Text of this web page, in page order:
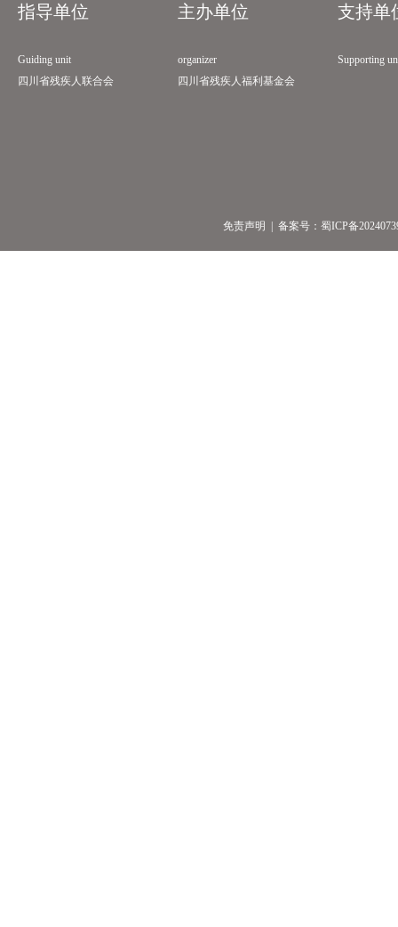
指导单位
Guiding unit
四川省残疾人联合会
主办单位
organizer
四川省残疾人福利基金会
支持单
Supporting
免责声明 | 备案号： 蜀ICP备